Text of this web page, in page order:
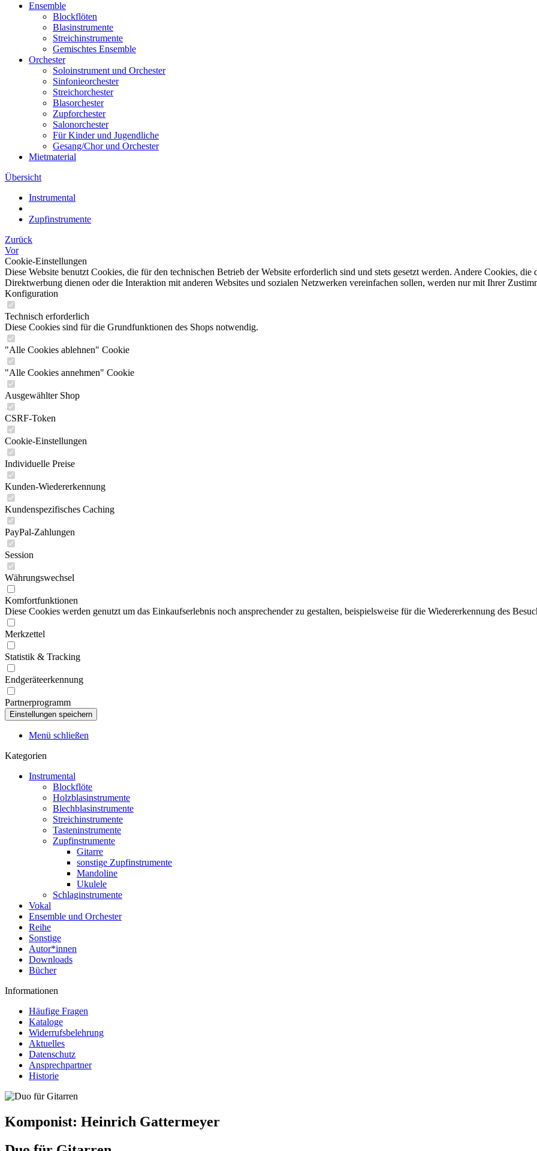
Ensemble
Blockflöten
Blasinstrumente
Streichinstrumente
Gemischtes Ensemble
Orchester
Soloinstrument und Orchester
Sinfonieorchester
Streichorchester
Blasorchester
Zupforchester
Salonorchester
Für Kinder und Jugendliche
Gesang/Chor und Orchester
Mietmaterial
Übersicht
Instrumental
Zupfinstrumente
Zurück
Vor
Cookie-Einstellungen
Diese Website benutzt Cookies, die für den technischen Betrieb der Website erforderlich sind und stets gesetzt werden. Andere Cookies,
Direktwerbung dienen oder die Interaktion mit anderen Websites und sozialen Netzwerken vereinfachen sollen, werden nur mit Ihrer
Konfiguration
Technisch erforderlich
Diese Cookies sind für die Grundfunktionen des Shops notwendig.
"Alle Cookies ablehnen" Cookie
"Alle Cookies annehmen" Cookie
Ausgewählter Shop
CSRF-Token
Cookie-Einstellungen
Individuelle Preise
Kunden-Wiedererkennung
Kundenspezifisches Caching
PayPal-Zahlungen
Session
Währungswechsel
Komfortfunktionen
Diese Cookies werden genutzt um das Einkaufserlebnis noch ansprechender zu gestalten, beispielsweise für die Wiedererkennung des
Merkzettel
Statistik & Tracking
Endgeräteerkennung
Partnerprogramm
Menü schließen
Kategorien
Instrumental
Blockflöte
Holzblasinstrumente
Blechblasinstrumente
Streichinstrumente
Tasteninstrumente
Zupfinstrumente
Gitarre
sonstige Zupfinstrumente
Mandoline
Ukulele
Schlaginstrumente
Vokal
Ensemble und Orchester
Reihe
Sonstige
Autor*innen
Downloads
Bücher
Informationen
Häufige Fragen
Kataloge
Widerrufsbelehrung
Aktuelles
Datenschutz
Ansprechpartner
Historie
Komponist: Heinrich Gattermeyer